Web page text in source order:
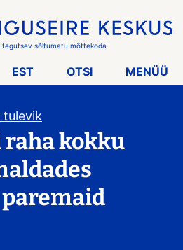
tegutsev sõltumatu mõttekoda
EST OTSI MENÜÜ
tulevik
kokku